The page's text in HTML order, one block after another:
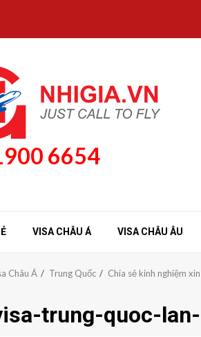
6654
VISA CHÂU Á VISA CHÂU ÂU
Châu Á Trung Quốc Chia sẻ kinh nghiệm
trung-quoc-